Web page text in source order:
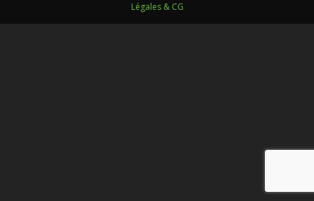
Légales & CG